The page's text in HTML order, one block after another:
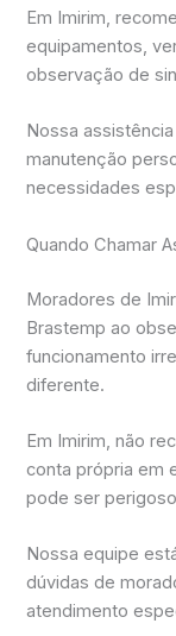
Em Imirim,
equipamentos,
observação de
Nossa
manutenção
necessidades
Quando Chamar
Moradores de
Brastemp ao
funcionamento
diferente.
Em Imirim, não
conta própria em
pode ser
Nossa equipe
dúvidas de
atendimento